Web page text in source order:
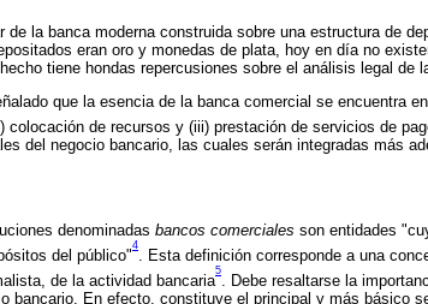
la banca moderna construida sobre una estructura de
eran oro y monedas de plata, hoy en día no
tiene hondas repercusiones sobre el análisis legal de
que la esencia de la banca comercial se encuentra
de recursos y (iii) prestación de servicios de
del negocio bancario, las cuales serán integradas más
denominadas bancos comerciales son entidades
del público"
4
. Esta definición corresponde a una
de la actividad bancaria
5
. Debe resaltarse la
bancario. En efecto, constituye el principal y más básico